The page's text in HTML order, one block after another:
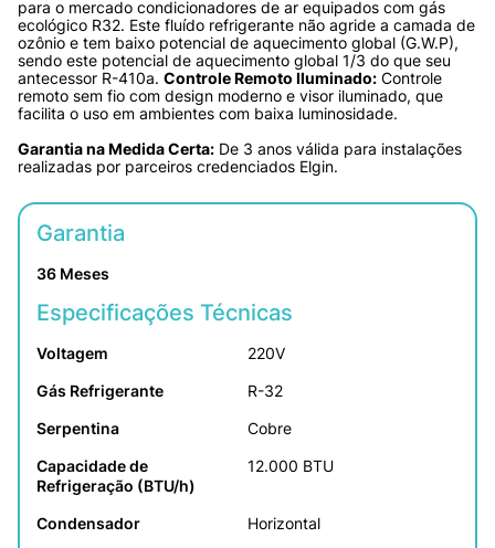
para o mercado condicionadores de ar equipados com gás
ecológico R32. Este fluído refrigerante não agride a camada de
ozônio e tem baixo potencial de aquecimento global (G.W.P),
sendo este potencial de aquecimento global 1/3 do que seu
antecessor R-410a. Controle Remoto Iluminado: Controle
remoto sem fio com design moderno e visor iluminado, que
facilita o uso em ambientes com baixa luminosidade.
Garantia na Medida Certa: De 3 anos válida para instalações
realizadas por parceiros credenciados Elgin.
Garantia
36 Meses
Especificações Técnicas
Voltagem
220V
Gás Refrigerante
R-32
Serpentina
Cobre
Capacidade de
Refrigeração (BTU/h)
12.000 BTU
Condensador
Horizontal